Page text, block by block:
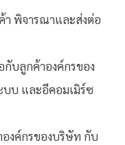
า พิจารณาและส่งต่อ
บลูกค้าองค์กรของ
บบ และอีคอมเมิร์ซ
งค์กรของบริษัท กับ